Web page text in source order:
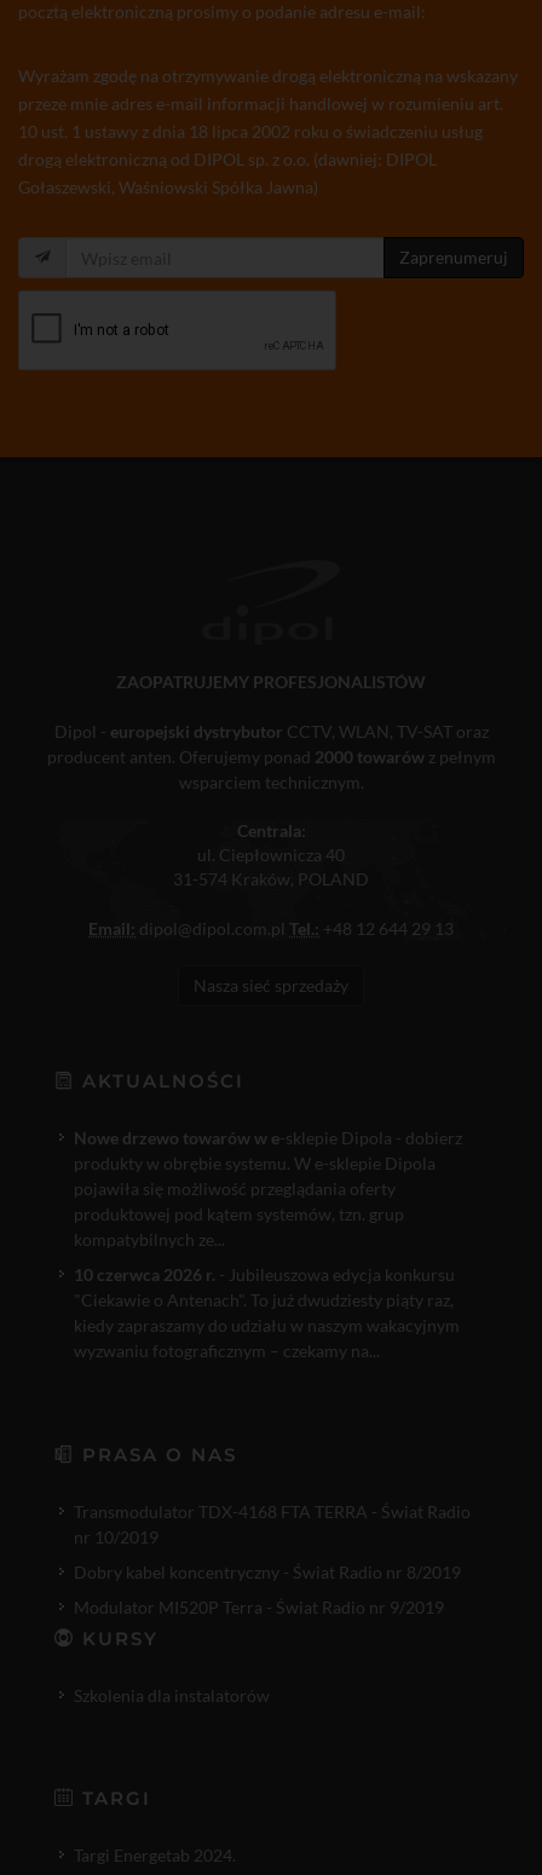
pocztą elektroniczną prosimy o podanie adresu e-mail:
Wyrażam zgodę na otrzymywanie drogą elektroniczną na wskazany
przeze mnie adres e-mail informacji handlowej w rozumieniu art.
10 ust. 1 ustawy z dnia 18 lipca 2002 roku o świadczeniu usług
drogą elektroniczną od DIPOL sp. z o.o. (dawniej: DIPOL
Gołaszewski, Waśniowski Spółka Jawna)
Zaprenumeruj
ZAOPATRUJEMY PROFESJONALISTÓW
Dipol - europejski dystrybutor CCTV, WLAN, TV-SAT oraz
producent anten. Oferujemy ponad 2000 towarówz pełnym
wsparciem technicznym.
Centrala:
ul. Ciepłownicza 40
31-574 Kraków, POLAND
Email: dipol@dipol.com.pl Tel.: +48 12 644 29 13
Nasza sieć sprzedaży
AKTUALNOŚCI
Nowe drzewo towarów w e-sklepie Dipola - dobierz
produkty w obrębie systemu. W e-sklepie Dipola
pojawiła się możliwość przeglądania oferty
produktowej pod kątem systemów, tzn. grup
kompatybilnych ze...
10 czerwca 2026 r. - Jubileuszowa edycja konkursu
"Ciekawie o Antenach". To już dwudziesty piąty raz,
kiedy zapraszamy do udziału w naszym wakacyjnym
wyzwaniu fotograficznym – czekamy na...
PRASA O NAS
Transmodulator TDX-4168 FTA TERRA - Świat Radio
nr 10/2019
Dobry kabel koncentryczny - Świat Radio nr 8/2019
Modulator MI520P Terra - Świat Radio nr 9/2019
KURSY
Szkolenia dla instalatorów
TARGI
Targi Energetab 2024.